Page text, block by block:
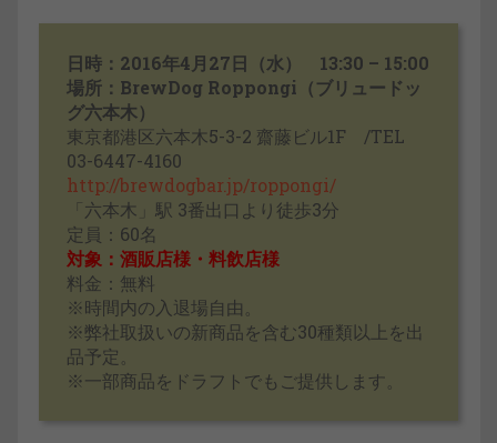
日時：2016年4月27日（水） 13:30 – 15:00
場所：BrewDog Roppongi（ブリュードッ
グ六本木）
東京都港区六本木5-3-2 齋藤ビル1F /TEL
03-6447-4160
http://brewdogbar.jp/roppongi/
「六本木」駅 3番出口より徒歩3分
定員：60名
対象：酒販店様・料飲店様
料金：無料
※時間内の入退場自由。
※弊社取扱いの新商品を含む30種類以上を出
品予定。
※一部商品をドラフトでもご提供します。